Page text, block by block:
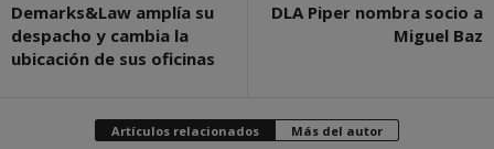
Demarks&Law amplía su
despacho y cambia la
ubicación de sus oficinas
DLA Piper nombra socio a
Miguel Baz
Artículos relacionados Más del autor